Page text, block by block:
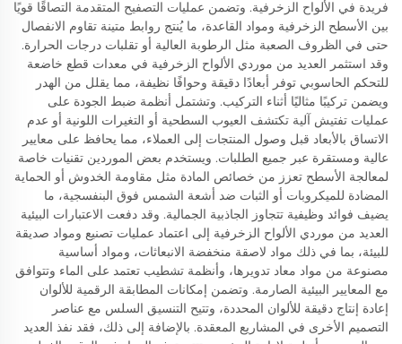
فريدة في الألواح الزخرفية. وتضمن عمليات التصفيح المتقدمة التصاقًا قويًا
بين الأسطح الزخرفية ومواد القاعدة، ما يُنتج روابط متينة تقاوم الانفصال
حتى في الظروف الصعبة مثل الرطوبة العالية أو تقلبات درجات الحرارة.
وقد استثمر العديد من موردي الألواح الزخرفية في معدات قطع خاضعة
للتحكم الحاسوبي توفر أبعادًا دقيقة وحوافًا نظيفة، مما يقلل من الهدر
ويضمن تركيبًا مثاليًا أثناء التركيب. وتشتمل أنظمة ضبط الجودة على
عمليات تفتيش آلية تكتشف العيوب السطحية أو التغيرات اللونية أو عدم
الاتساق بالأبعاد قبل وصول المنتجات إلى العملاء، مما يحافظ على معايير
عالية ومستقرة عبر جميع الطلبات. ويستخدم بعض الموردين تقنيات خاصة
لمعالجة الأسطح تعزز من خصائص المادة مثل مقاومة الخدوش أو الحماية
المضادة للميكروبات أو الثبات ضد أشعة الشمس فوق البنفسجية، ما
يضيف فوائد وظيفية تتجاوز الجاذبية الجمالية. وقد دفعت الاعتبارات البيئية
العديد من موردي الألواح الزخرفية إلى اعتماد عمليات تصنيع ومواد صديقة
للبيئة، بما في ذلك مواد لاصقة منخفضة الانبعاثات، ومواد أساسية
مصنوعة من مواد معاد تدويرها، وأنظمة تشطيب تعتمد على الماء وتتوافق
مع المعايير البيئية الصارمة. وتضمن إمكانات المطابقة الرقمية للألوان
إعادة إنتاج دقيقة للألوان المحددة، وتتيح التنسيق السلس مع عناصر
التصميم الأخرى في المشاريع المعقدة. بالإضافة إلى ذلك، فقد نفذ العديد